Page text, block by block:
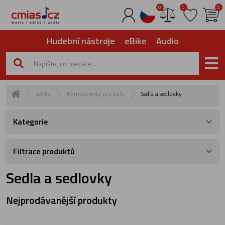
0 0 0
Hudební nástroje eBike Audio
eBike Komponenty pro kolo Sedla a sedlovky
Kategorie
Filtrace produktů
Sedla a sedlovky
Nejprodávanější produkty